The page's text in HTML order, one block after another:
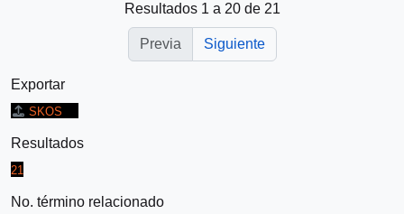
Resultados 1 a 20 de 21
Previa Siguiente
Exportar
SKOS
Resultados
21
No. término relacionado